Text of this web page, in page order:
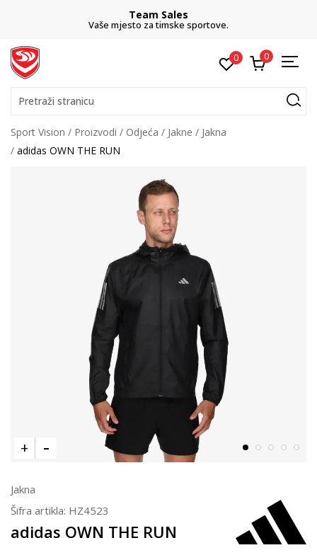
Team Sales
Vaše mjesto za timske sportove.
0 0
Pretraži stranicu
Sport Vision Proizvodi Odjeća Jakne
Jakna
adidas OWN THE RUN
Jakna
Šifra artikla: HZ4523
adidas OWN THE RUN